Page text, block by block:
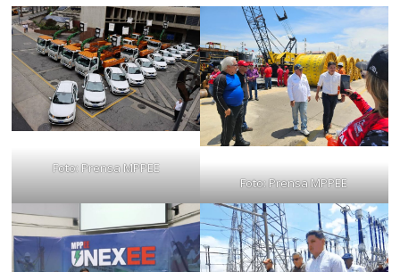
Foto: Prensa MPPEE
Foto: Prensa MPPEE